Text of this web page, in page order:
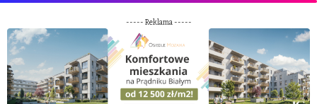
----- Reklama -----